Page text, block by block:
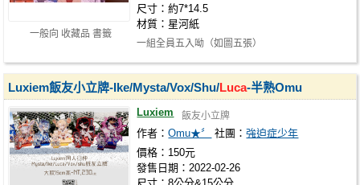
一般向 收藏品 書籤
尺寸：約7*14.5
材質：星河紙
一組全員五入呦（如圖五張）
Luxiem飯友小立牌-Ike/Mysta/Vox/Shu/Luca-半熟Omu
Luxiem 飯友小立牌
作者：Omu★〞 社團：強迫症少年
價格：150元
發售日期：2022-02-26